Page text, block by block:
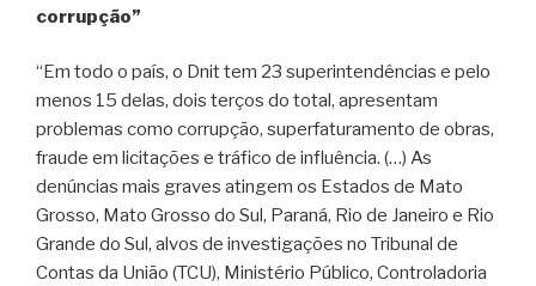
corrupção”
“Em todo o país, o Dnit tem 23 superintendências e pelo
menos 15 delas, dois terços do total, apresentam
problemas como corrupção, superfaturamento de obras,
fraude em licitações e tráfico de influência. (…) As
denúncias mais graves atingem os Estados de Mato
Grosso, Mato Grosso do Sul, Paraná, Rio de Janeiro e Rio
Grande do Sul, alvos de investigações no Tribunal de
Contas da União (TCU), Ministério Público, Controladoria